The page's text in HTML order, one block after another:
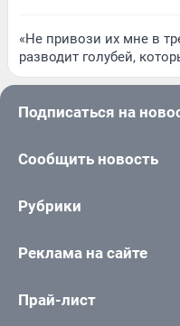
«Не привози их мне в
разводит голубей,
Подписаться на
Сообщить новость
Рубрики
Реклама на сайте
Прай-лист